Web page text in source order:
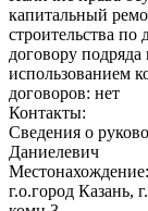
капитальный
строительства по
договору
использованием
договоров: нет
Контакты:
Сведения о
Даниелевич
Местонахождение:
г.о.город Казань,